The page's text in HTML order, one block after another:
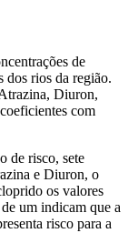
de
dos rios da região.
Diuron,
com
de risco, sete
e Diuron, o
os valores
um indicam que a
risco para a